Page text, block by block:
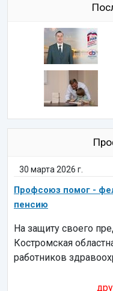
30 марта 2026 г.
Профсоюз помог -
пенсию
На защиту своего
Костромская
работников